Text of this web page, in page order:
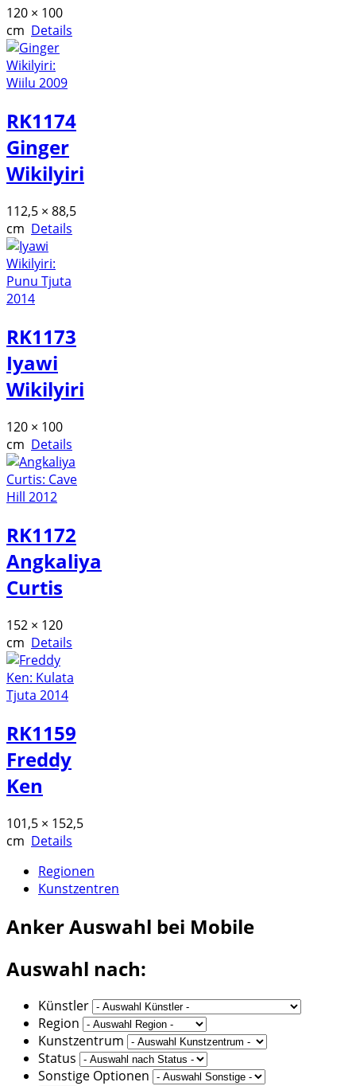
120 × 100
cm Details
RK1174
Ginger
Wikilyiri
112,5 × 88,5
cm Details
RK1173
Iyawi
Wikilyiri
120 × 100
cm Details
RK1172
Angkaliya
Curtis
152 × 120
cm Details
RK1159
Freddy
Ken
101,5 × 152,5
cm Details
Regionen
Kunstzentren
AnkerAuswahl bei Mobile
Auswahl nach:
Künstler
Region
Kunstzentrum
Status
Sonstige Optionen